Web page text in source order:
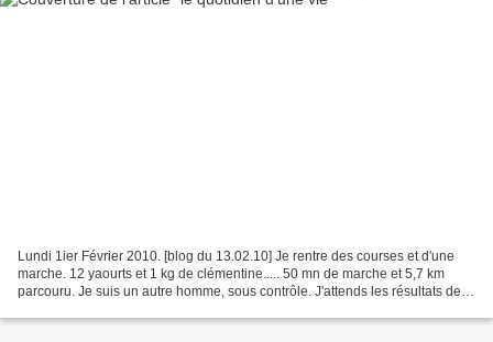
Lundi 1ier Février 2010. [blog du 13.02.10] Je rentre des courses et d'une
marche. 12 yaourts et 1 kg de clémentine..... 50 mn de marche et 5,7 km
parcouru. Je suis un autre homme, sous contrôle. J'attends les résultats des